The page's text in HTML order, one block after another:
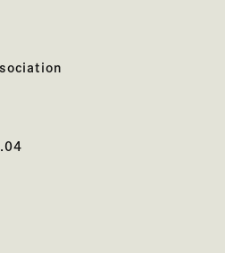
もなかパッケージデザイン